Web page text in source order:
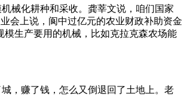
械化耕种和采收。龚莘文说，咱们国家
会上说，阆中过亿元的农业财政补助资金
生产要用的机械，比如克拉克森农场能
，赚了钱，怎么又倒退回了土地上。老